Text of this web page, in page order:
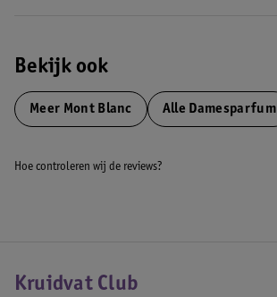
Bekijk ook
Meer Mont Blanc Alle Damesparfum
Hoe controleren wij de reviews?
Kruidvat Club